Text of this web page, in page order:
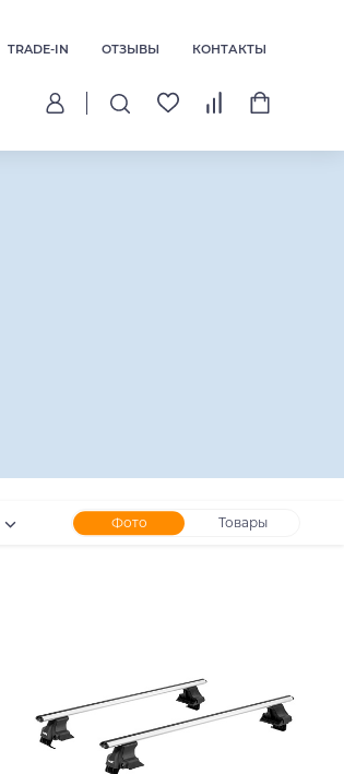
TRADE-IN ОТЗЫВЫ КОНТАКТЫ
Фото Товары